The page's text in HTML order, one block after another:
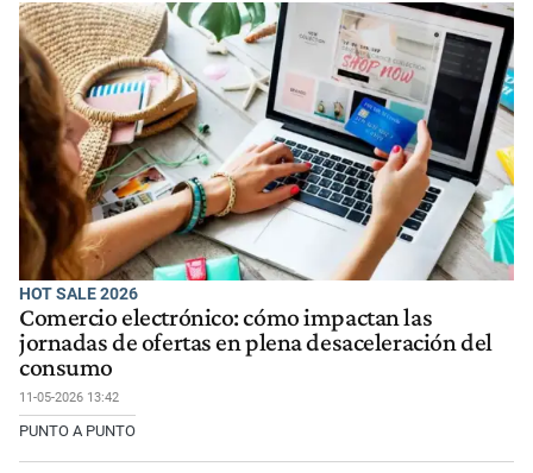
HOT SALE 2026
Comercio electrónico: cómo impactan las
jornadas de ofertas en plena desaceleración del
consumo
11-05-2026 13:42
PUNTO A PUNTO